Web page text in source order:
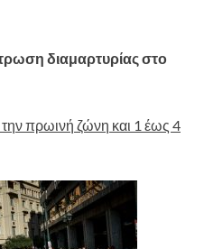
διαμαρτυρίας στο
πρωινή ζώνη και 1 έως 4